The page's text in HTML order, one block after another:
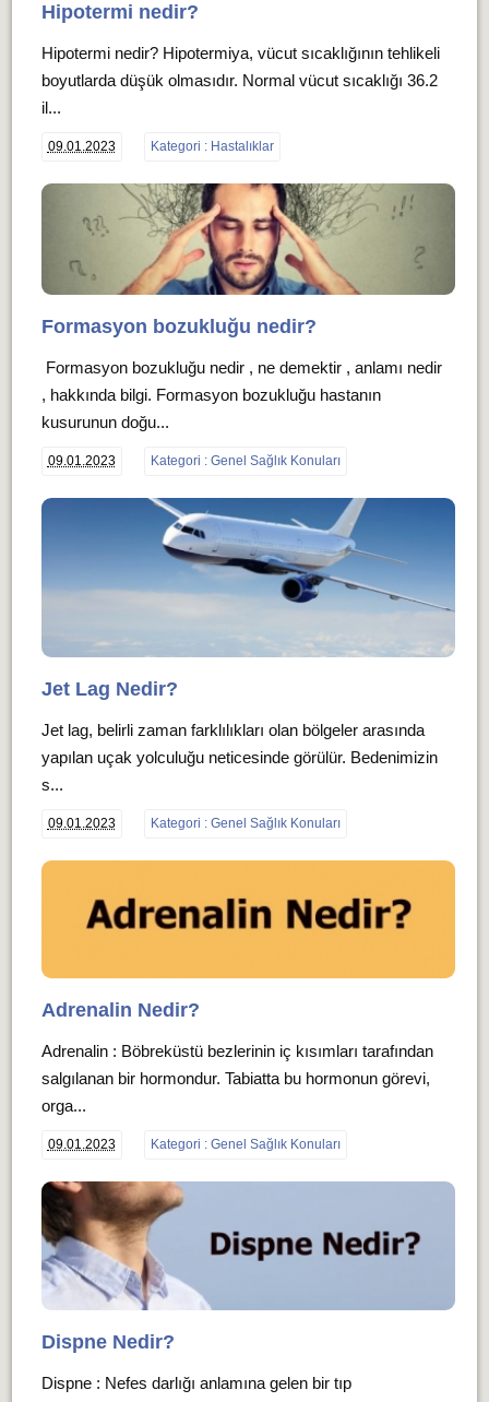
Hipotermi nedir?
Hipotermi nedir? Hipotermiya, vücut sıcaklığının tehlikeli
boyutlarda düşük olmasıdır. Normal vücut sıcaklığı 36.2
il...
09.01.2023 Kategori : Hastalıklar
Formasyon bozukluğu nedir?
Formasyon bozukluğu nedir , ne demektir , anlamı nedir
, hakkında bilgi. Formasyon bozukluğu hastanın
kusurunun doğu...
09.01.2023 Kategori : Genel Sağlık Konuları
Jet Lag Nedir?
Jet lag, belirli zaman farklılıkları olan bölgeler arasında
yapılan uçak yolculuğu neticesinde görülür. Bedenimizin
s...
09.01.2023 Kategori : Genel Sağlık Konuları
Adrenalin Nedir?
Adrenalin : Böbreküstü bezlerinin iç kısımları tarafından
salgılanan bir hormondur. Tabiatta bu hormonun görevi,
orga...
09.01.2023 Kategori : Genel Sağlık Konuları
Dispne Nedir?
Dispne : Nefes darlığı anlamına gelen bir tıp